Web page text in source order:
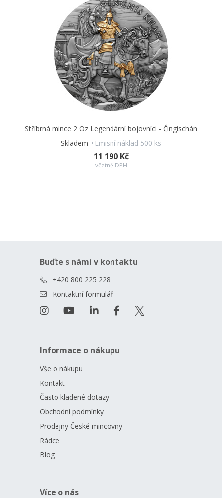
Stříbrná mince 2 Oz Legendární bojovníci - Čingischán
Skladem
Emisní náklad 500 ks
11 190 Kč
včetně DPH
Buďte s námi v kontaktu
+420 800 225 228
Kontaktní formulář
Informace o nákupu
Vše o nákupu
Kontakt
Často kladené dotazy
Obchodní podmínky
Prodejny České mincovny
Rádce
Blog
Více o nás